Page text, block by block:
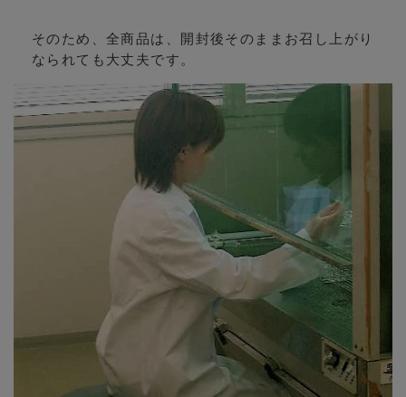
そのため、全商品は、開封後そのままお召し上がり
なられても大丈夫です。